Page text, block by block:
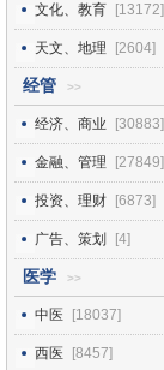
文化、教育 [13172]
天文、地理 [2604]
经管 >>
经济、商业 [30883]
金融、管理 [27849]
投资、理财 [6873]
广告、策划 [4]
医学 >>
中医 [18037]
西医 [8457]